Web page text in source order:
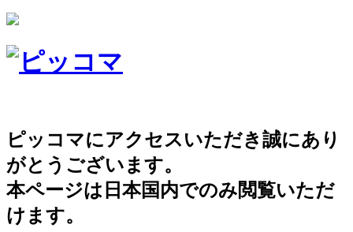
ピッコマにアクセスいただき誠にあり
がとうございます。
本ページは日本国内でのみ閲覧いただ
けます。